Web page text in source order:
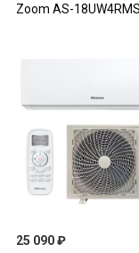
Zoom AS-
25 090 ₽